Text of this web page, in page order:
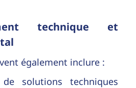
technique et
également inclure :
solutions techniques